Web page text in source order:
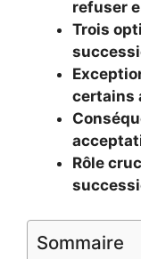
refuser
Trois
certains
Rôle
Sommaire